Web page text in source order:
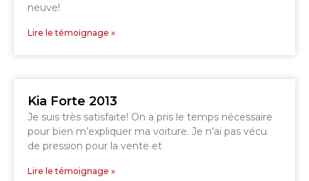
neuve!
Lire le témoignage »
Kia Forte 2013
Je suis très satisfaite! On a pris le temps nécessaire
pour bien m’expliquer ma voiture. Je n’ai pas vécu
de pression pour la vente et
Lire le témoignage »
GRANBY
SHERBROOKE
Voir le site